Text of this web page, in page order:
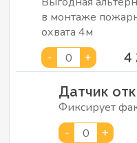
в монтаже
охвата 4м
-
0 + 4
Датчик
Фиксирует
-
0 +